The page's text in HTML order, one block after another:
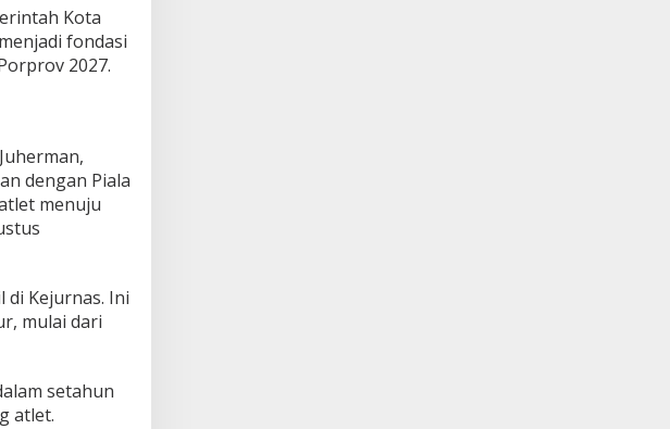
Kota
fondasi
2027.
dengan Piala
menuju
di Kejurnas. Ini
mulai dari
setahun
atlet.